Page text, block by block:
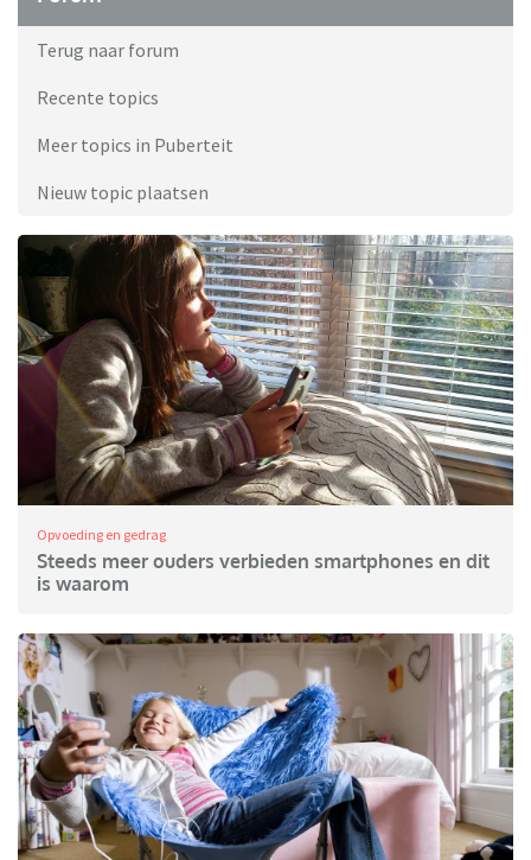
Terug naar forum
Recente topics
Meer topics in Puberteit
Nieuw topic plaatsen
Opvoeding en gedrag
Steeds meer ouders verbieden smartphones en dit
is waarom